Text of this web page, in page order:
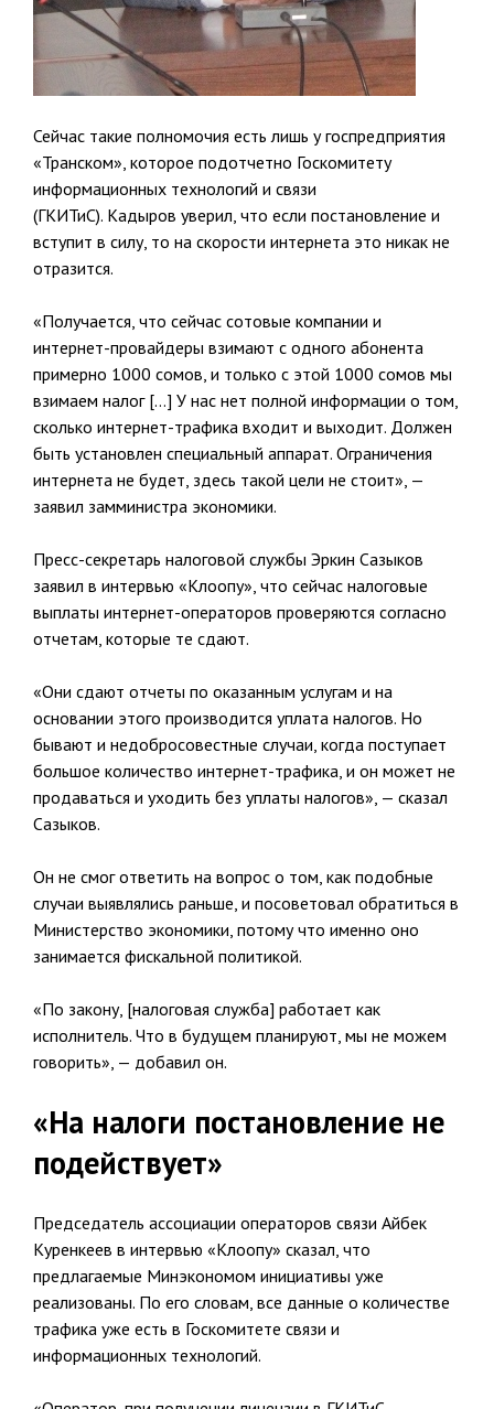
Сейчас такие полномочия есть лишь у госпредприятия
«Транском», которое подотчетно Госкомитету
информационных технологий и связи
(ГКИТиС). Кадыров уверил, что если постановление и
вступит в силу, то на скорости интернета это никак не
отразится.
«Получается, что сейчас сотовые компании и
интернет-провайдеры взимают с одного абонента
примерно 1000 сомов, и только с этой 1000 сомов мы
взимаем налог […] У нас нет полной информации о том,
сколько интернет-трафика входит и выходит. Должен
быть установлен специальный аппарат. Ограничения
интернета не будет, здесь такой цели не стоит», —
заявил замминистра экономики.
Пресс-секретарь налоговой службы Эркин Сазыков
заявил в интервью «Клоопу», что сейчас налоговые
выплаты интернет-операторов проверяются согласно
отчетам, которые те сдают.
«Они сдают отчеты по оказанным услугам и на
основании этого производится уплата налогов. Но
бывают и недобросовестные случаи, когда поступает
большое количество интернет-трафика, и он может не
продаваться и уходить без уплаты налогов», — сказал
Сазыков.
Он не смог ответить на вопрос о том, как подобные
случаи выявлялись раньше, и посоветовал обратиться в
Министерство экономики, потому что именно оно
занимается фискальной политикой.
«По закону, [налоговая служба] работает как
исполнитель. Что в будущем планируют, мы не можем
говорить», — добавил он.
«На налоги постановление не
подействует»
Председатель ассоциации операторов связи Айбек
Куренкеев в интервью «Клоопу» сказал, что
предлагаемые Минэкономом инициативы уже
реализованы. По его словам, все данные о количестве
трафика уже есть в Госкомитете связи и
информационных технологий.